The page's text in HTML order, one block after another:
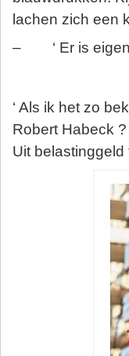
lachen zich een
– ‘ Er is
‘ Als ik het zo
Robert Habeck
Uit belastinggeld